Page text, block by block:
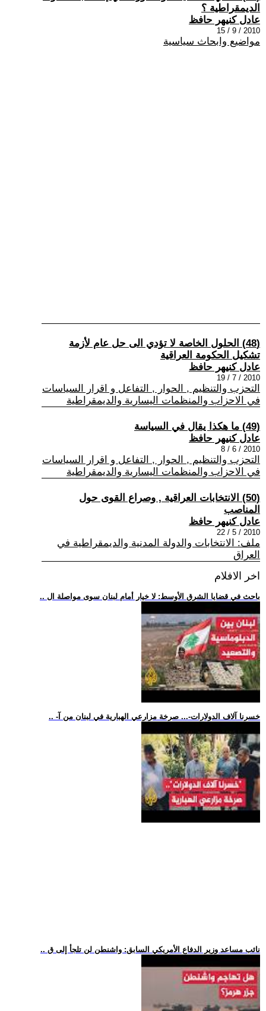
الديمقراطية ؟
عادل كنيهر حافظ
2010 / 9 / 15
مواضيع وابحاث سياسية
(48) الحلول الخاصة لا تؤدي الى حل عام لأزمة
تشكيل الحكومة العراقية
عادل كنيهر حافظ
2010 / 7 / 19
التحزب والتنظيم , الحوار , التفاعل و اقرار السياسات
في الاحزاب والمنظمات اليسارية والديمقراطية
(49) ما هكذا يقال في السياسة
عادل كنيهر حافظ
2010 / 6 / 8
التحزب والتنظيم , الحوار , التفاعل و اقرار السياسات
في الاحزاب والمنظمات اليسارية والديمقراطية
(50) الانتخابات العراقية , وصراع القوى حول
المناصب
عادل كنيهر حافظ
2010 / 5 / 22
ملف: الانتخابات والدولة المدنية والديمقراطية في
العراق
اخر الافلام
.. باحث في قضايا الشرق الأوسط: لا خيار أمام لبنان سوى مواصلة ال
.. -خسرنا آلاف الدولارات-... صرخة مزارعي الهبارية في لبنان من آ
.. نائب مساعد وزير الدفاع الأمريكي السابق: واشنطن لن تلجأ إلى ق